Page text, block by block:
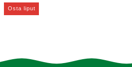
Osta liput